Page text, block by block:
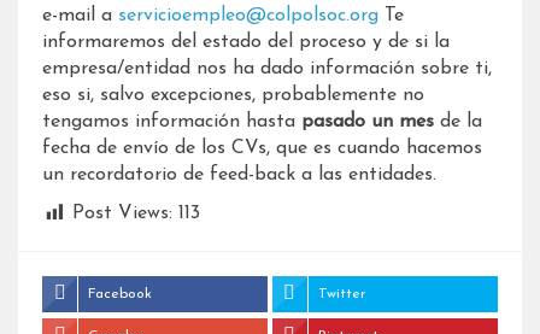
e-mail a servicioempleo@colpolsoc.org Te
informaremos del estado del proceso y de si la
empresa/entidad nos ha dado información sobre ti,
eso si, salvo excepciones, probablemente no
tengamos información hasta pasado un mes de la
fecha de envío de los CVs, que es cuando hacemos
un recordatorio de feed-back a las entidades.
Post Views: 113
Facebook Twitter